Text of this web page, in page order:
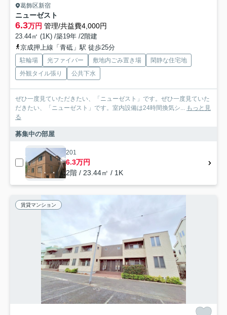
葛飾区新宿
ニューゼスト
6.3万円 管理/共益費4,000円
23.44㎡ (1K) /築19年 /2階建
京成押上線「青砥」駅 徒歩25分
駐輪場 光ファイバー 敷地内ごみ置き場
閑静な住宅地
外観タイル張り
公共下水
ぜひ一度見ていただきたい、「ニューゼスト」です。ぜひ一度見ていた
だきたい、「ニューゼスト」です。室内設備は24時間換気シ... もっと見
る
募集中の部屋
201
6.3万円
2階 / 23.44㎡ / 1K
賃貸マンション